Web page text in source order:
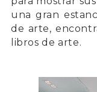
una gran
de arte,
libros de arte.